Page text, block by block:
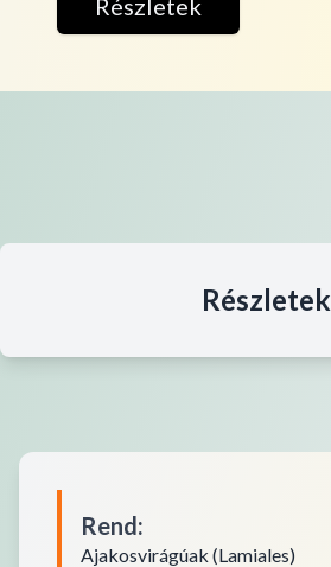
Részletek
Részletek
Rend:
Ajakosvirágúak (Lamiales)